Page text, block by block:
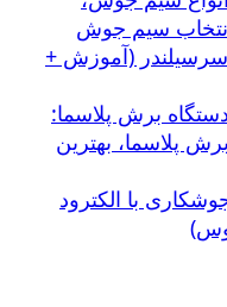
انتخاب سیم جوش
(آموزش +
برش پلاسما:
پلاسما، بهترین
با الکترود